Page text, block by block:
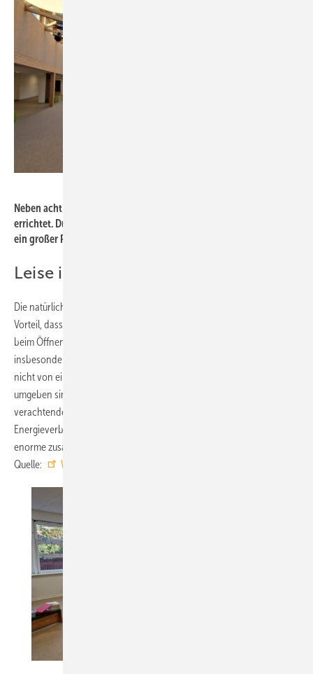
Neben acht Klassenräumen wurde auch eine große Halle im Neubau
errichtet. Durch das System zur natürlichen Lüftung ist auch solch
ein großer Raum bestens mit Frischluft versorgt.
Leise im Betrieb
Die natürliche Lüftung hat gegenüber zentralen RLT-Anlagen den
Vorteil, dass sie besonders leise arbeitet und Geräusche lediglich
beim Öffnen und Schließen der Fenster entstehen. Das ist
insbesondere für die Schule ein wichtiger Punkt, da so die Schüler
nicht von einem ständigen Surren von Lüftungs- und Klimaanlagen
umgeben sind. Zudem bringen zentrale Lüftungsgeräte nicht zu
verachtende Unterhaltskosten durch einen erhöhten
Energieverbrauch mit sich, die insbesondere in Schulen häufig eine
enorme zusätzliche Belastung darstellen. ■
Quelle:
WindowMaster